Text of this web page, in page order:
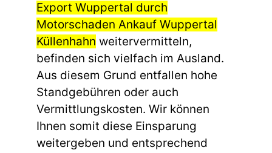
Export Wuppertal durch
Motorschaden Ankauf Wuppertal
Küllenhahn weitervermitteln,
befinden sich vielfach im Ausland.
Aus diesem Grund entfallen hohe
Standgebühren oder auch
Vermittlungskosten. Wir können
Ihnen somit diese Einsparung
weitergeben und entsprechend